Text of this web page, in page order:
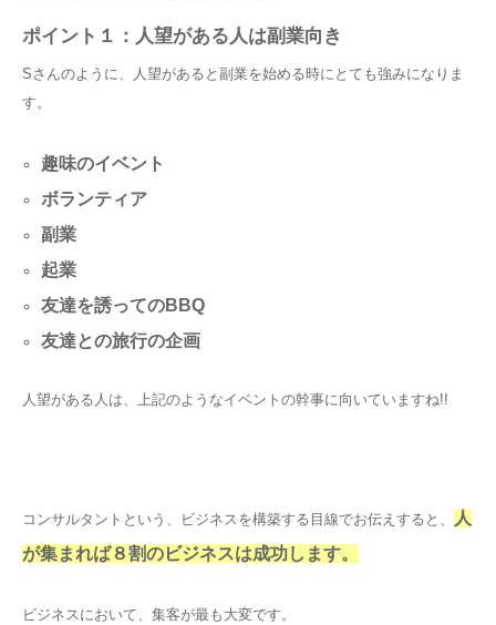
ポイント１：人望がある人は副業向き
Sさんのように、人望があると副業を始める時にとても強みになりま
す。
趣味のイベント
ボランティア
副業
起業
友達を誘ってのBBQ
友達との旅行の企画
人望がある人は、上記のようなイベントの幹事に向いていますね!!
コンサルタントという、ビジネスを構築する目線でお伝えすると、
人
が集まれば８割のビジネスは成功します。
ビジネスにおいて、集客が最も大変です。